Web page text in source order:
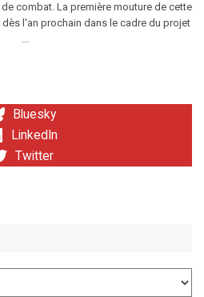
combat. La première mouture de cette
l'an prochain dans le cadre du projet
...
Bluesky
LinkedIn
Twitter